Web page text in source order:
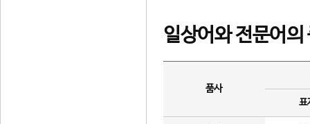
일상어와 전문어의
품사
표